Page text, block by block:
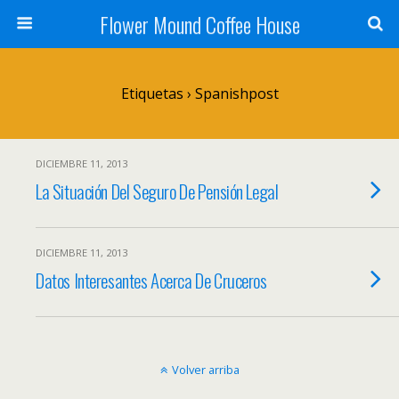
Flower Mound Coffee House
Etiquetas › Spanishpost
DICIEMBRE 11, 2013
La Situación Del Seguro De Pensión Legal
DICIEMBRE 11, 2013
Datos Interesantes Acerca De Cruceros
Volver arriba